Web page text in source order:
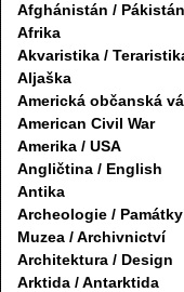
Afghánistán / Pákistán
Afrika
Akvaristika /
Aljaška
Americká občanská
American Civil War
Amerika / USA
Angličtina / English
Antika
Archeologie /
Muzea / Archivnictví
Architektura / Design
Arktida / Antarktida